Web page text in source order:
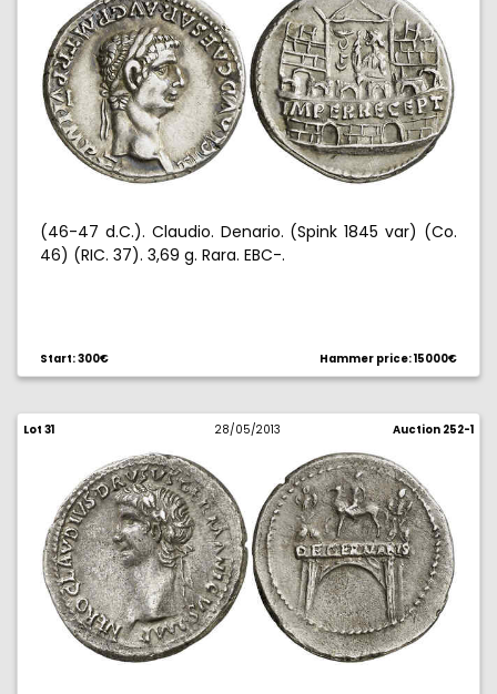
(46-47 d.C.). Claudio. Denario. (Spink 1845 var) (Co.
46) (RIC. 37). 3,69 g. Rara. EBC-.
Start: 300€ Hammer price: 15000€
Lot 31 28/05/2013 Auction 252-1